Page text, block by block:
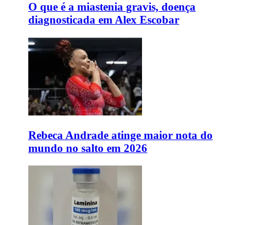
O que é a miastenia gravis, doença
diagnosticada em Alex Escobar
Rebeca Andrade atinge maior nota do
mundo no salto em 2026